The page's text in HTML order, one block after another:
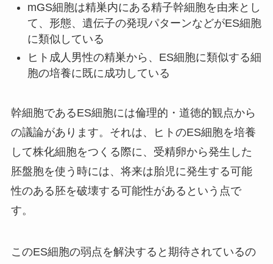
mGS細胞は精巣内にある精子幹細胞を由来とし
て、形態、遺伝子の発現パターンなどがES細胞
に類似している
ヒト成人男性の精巣から、ES細胞に類似する細
胞の培養に既に成功している
幹細胞であるES細胞には倫理的・道徳的観点から
の議論があります。それは、ヒトのES細胞を培養
して株化細胞をつくる際に、受精卵から発生した
胚盤胞を使う時には、将来は胎児に発生する可能
性のある胚を破壊する可能性があるという点で
す。
このES細胞の弱点を解決すると期待されているの